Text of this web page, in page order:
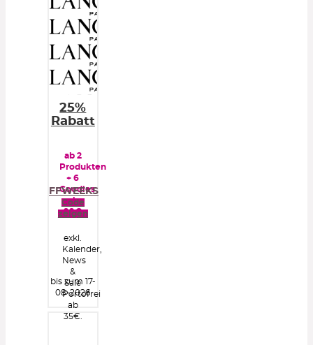
25%
Rabatt
ab 2
Produkten
+ 6
Goodies
ab
99€
FFWEEKS
Code
zeigen
exkl.
Kalender,
News
&
Sale
Portofrei
ab
35€.
bis zum 17-
08-2026